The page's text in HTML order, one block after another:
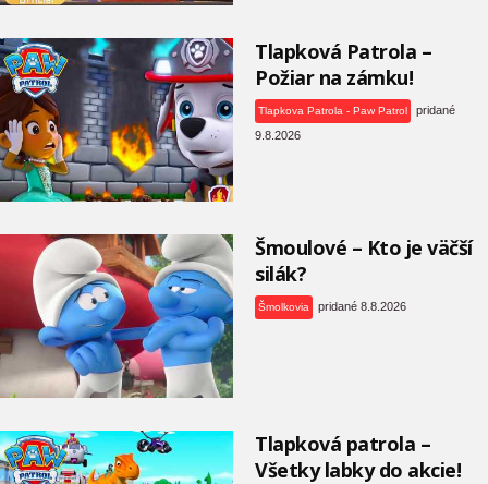
Tlapková Patrola –
Požiar na zámku!
Tlapkova Patrola - Paw Patrol
pridané
9.8.2026
Šmoulové – Kto je väčší
silák?
Šmolkovia pridané 8.8.2026
Tlapková patrola –
Všetky labky do akcie!